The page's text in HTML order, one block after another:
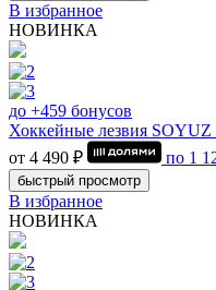
В избранное
НОВИНКА
до +459 бонусов
Хоккейные лезвия SOYUZ
от 4 490 ₽
по 1
быстрый просмотр
В избранное
НОВИНКА